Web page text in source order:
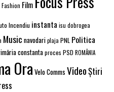
Fashion Film
Incendiu instanta isu dobrogea
Music navodariplaja PNL Politica
constantaproces PSD ROMÂNIA
Ora Velo Comms VideoȘtiri